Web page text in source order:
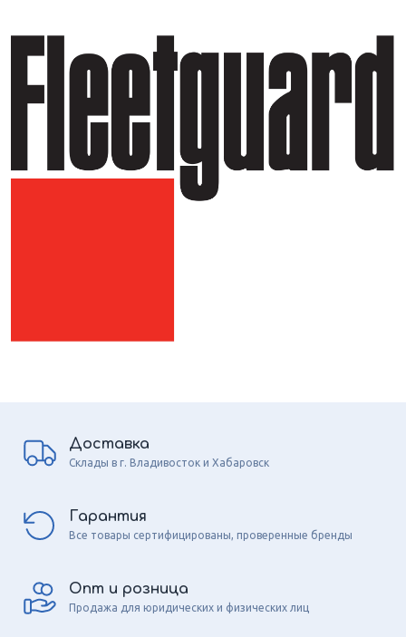
Доставка
Склады в г. Владивосток и Хабаровск
Гарантия
Все товары сертифицированы, проверенные бренды
Опт и розница
Продажа для юридических и физических лиц